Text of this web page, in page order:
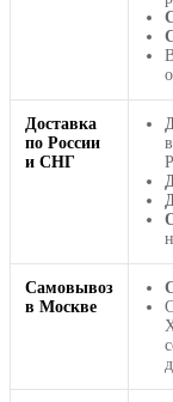
Доставка
по России
и СНГ
Самовывоз
в Москве